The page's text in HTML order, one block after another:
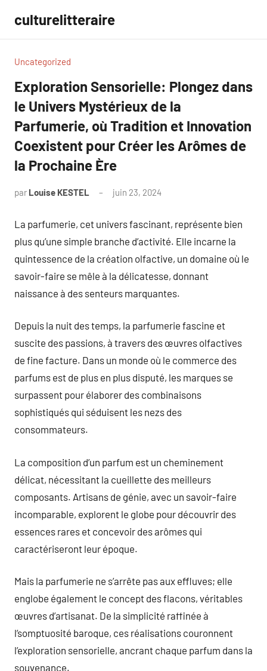
contenu
culturelitteraire
Uncategorized
Exploration Sensorielle: Plongez dans
le Univers Mystérieux de la
Parfumerie, où Tradition et Innovation
Coexistent pour Créer les Arômes de
la Prochaine Ère
par Louise KESTEL juin 23, 2024
La parfumerie, cet univers fascinant, représente bien
plus qu’une simple branche d’activité. Elle incarne la
quintessence de la création olfactive, un domaine où le
savoir-faire se mêle à la délicatesse, donnant
naissance à des senteurs marquantes.
Depuis la nuit des temps, la parfumerie fascine et
suscite des passions, à travers des œuvres olfactives
de fine facture. Dans un monde où le commerce des
parfums est de plus en plus disputé, les marques se
surpassent pour élaborer des combinaisons
sophistiqués qui séduisent les nezs des
consommateurs.
La composition d’un parfum est un cheminement
délicat, nécessitant la cueillette des meilleurs
composants. Artisans de génie, avec un savoir-faire
incomparable, explorent le globe pour découvrir des
essences rares et concevoir des arômes qui
caractériseront leur époque.
Mais la parfumerie ne s’arrête pas aux effluves; elle
englobe également le concept des flacons, véritables
œuvres d’artisanat. De la simplicité raffinée à
l’somptuosité baroque, ces réalisations couronnent
l’exploration sensorielle, ancrant chaque parfum dans la
souvenance.